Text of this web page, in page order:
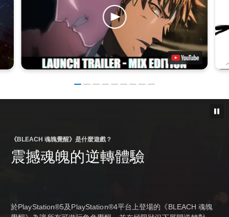
《BLEACH 魂魄覺醒》是什麼遊戲？
震撼魂魄的逆轉體驗
於PlayStation®5及PlayStation®4平台上登場的《BLEACH 魂魄